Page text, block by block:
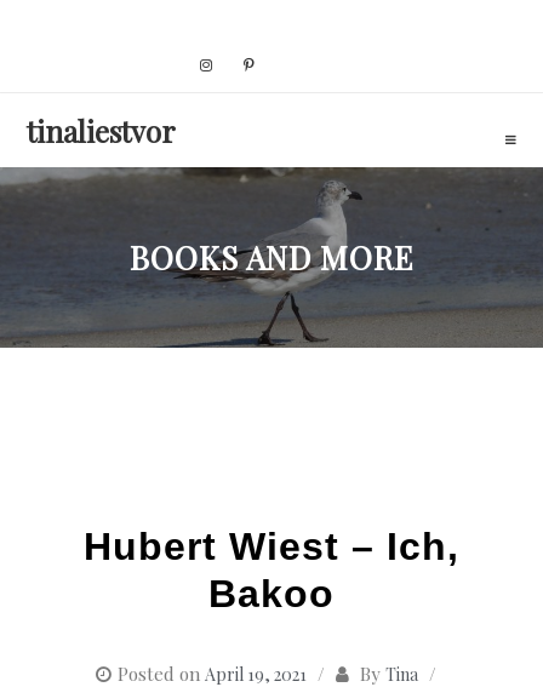
tinaliestvor
BOOKS AND MORE
Hubert Wiest – Ich,
Bakoo
Posted on April 19, 2021 By Tina